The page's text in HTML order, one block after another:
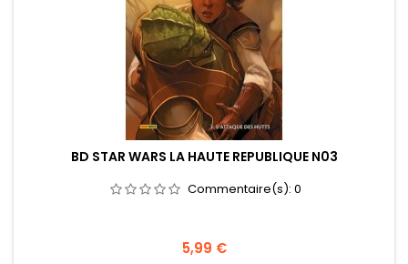
BD STAR WARS LA HAUTE REPUBLIQUE N03
Commentaire(s): 0
Prix
5,99 €